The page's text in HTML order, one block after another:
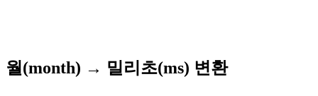
월(month) → 밀리초(ms) 변환